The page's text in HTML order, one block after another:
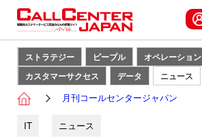
ストラテジー ピープル オペレーション
カスタマーサクセス
データ ニュース
月刊コールセンタージャパン
IT ニュース